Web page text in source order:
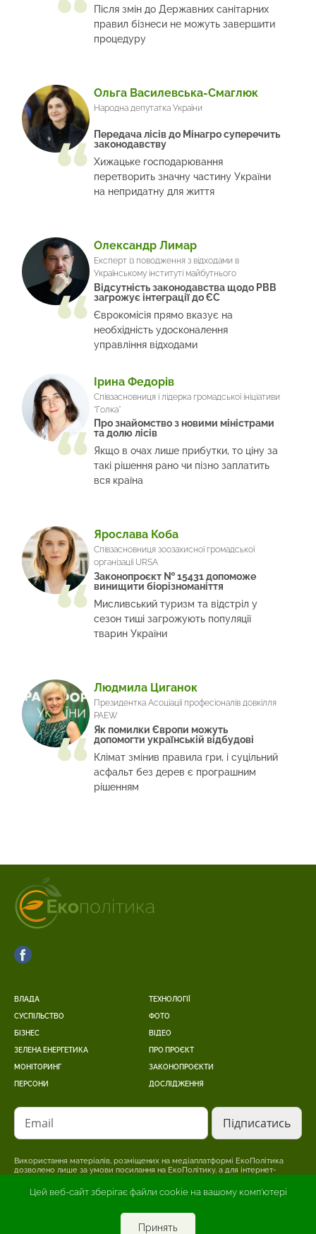
Цей веб-сайт зберігає файли cookie на вашому комп'ютері
Принять
Після змін до Державних санітарних
правил бізнеси не можуть завершити
процедуру
Ольга Василевська-Смаглюк
Народна депутатка України
Передача лісів до Мінагро суперечить
законодавству
Хижацьке господарювання
перетворить значну частину України
на непридатну для життя
Олександр Лимар
Експерт із поводження з відходами в
Українському інституті майбутнього
Відсутність законодавства щодо РВВ
загрожує інтеграції до ЄС
Єврокомісія прямо вказує на
необхідність удосконалення
управління відходами
Ірина Федорів
Співзасновниця і лідерка громадської ініціативи
“Голка”
Про знайомство з новими міністрами
та долю лісів
Якщо в очах лише прибутки, то ціну за
такі рішення рано чи пізно заплатить
вся країна
Ярослава Коба
Співзасновниця зоозахисної громадської
організації URSA
Законопроєкт № 15431 допоможе
винищити біорізноманіття
Мисливський туризм та відстріл у
сезон тиші загрожують популяції
тварин України
Людмила Циганок
Президентка Асоціації професіоналів довкілля
PAEW
Як помилки Європи можуть
допомогти українській відбудові
Клімат змінив правила гри, і суцільний
асфальт без дерев є програшним
рішенням
ВЛАДА
СУСПІЛЬСТВО
БІЗНЕС
ЗЕЛЕНА ЕНЕРГЕТИКА
МОНІТОРИНГ
ПЕРСОНИ
ТЕХНОЛОГІЇ
ФОТО
ВІДЕО
ПРО ПРОЄКТ
ЗАКОНОПРОЄКТИ
ДОСЛІДЖЕННЯ
Email
Використання матеріалів, розміщених на медіаплатформі ЕкоПолітика
дозволено лише за умови посилання на ЕкоПолітику, а для інтернет-
гіперпосилання на сторінку, де розміщено оригінальний матеріал.
матеріалі. Відповідальність за достовірність інформації, опублікованої в
рекламних матеріалах, несе рекламодавець.